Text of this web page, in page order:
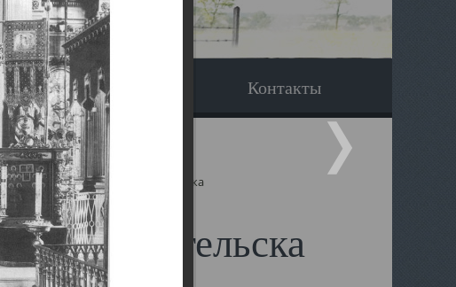
Вопрос-ответ Контакты
Троицкий собор Архангельска
Архангельска